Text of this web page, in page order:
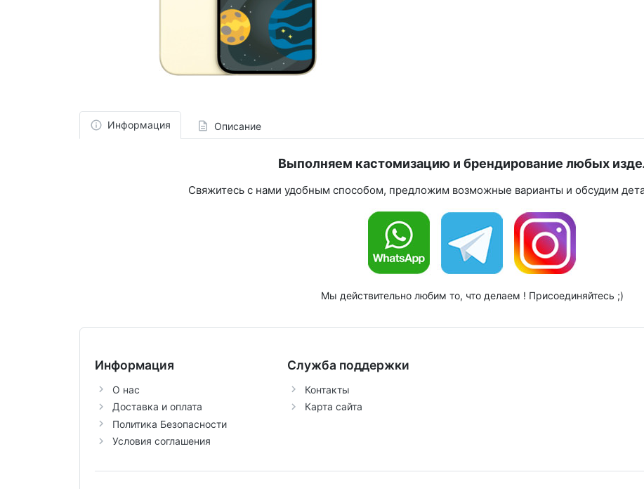
Информация Описание
Выполняем кастомизацию и брендирование любых
Свяжитесь с нами удобным способом, предложим возможные варианты и обсудим
Мы действительно любим то, что делаем ! Присоединяйтесь ;)
Информация
О нас
Доставка и оплата
Политика Безопасности
Условия соглашения
Служба поддержки
Контакты
Карта сайта